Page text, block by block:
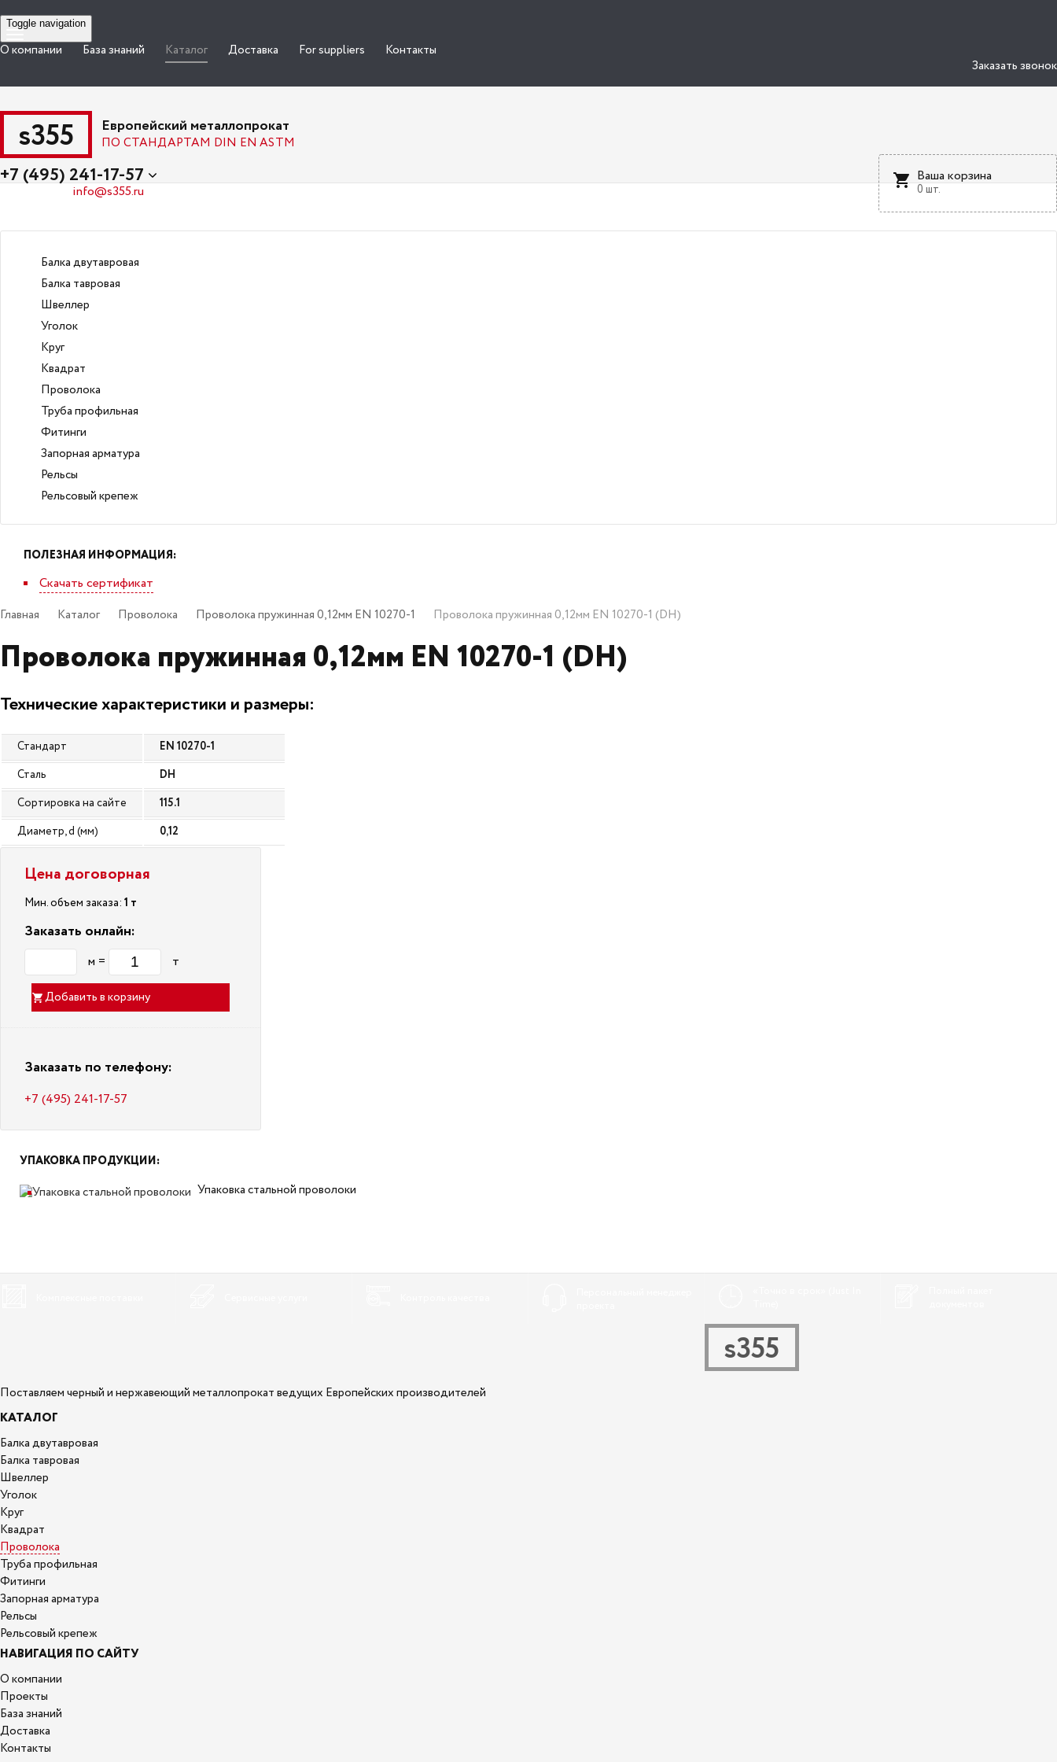
Toggle navigation
О компании База знаний Каталог Доставка For suppliers
Контакты
Заказать звонок
s355 Европейский металлопрокат
ПО СТАНДАРТАМ DIN EN ASTM
+7 (495) 241-17-57
info@s355.ru
Ваша корзина
0 шт.
Балка двутавровая
Балка тавровая
Швеллер
Уголок
Круг
Квадрат
Проволока
Труба профильная
Фитинги
Запорная арматура
Рельсы
Рельсовый крепеж
ПОЛЕЗНАЯ ИНФОРМАЦИЯ:
Скачать сертификат
Главная Каталог Проволока Проволока пружинная 0,12мм EN 10270-1 Проволока пружинная 0,12мм EN 10270-1 (DH)
Проволока пружинная 0,12мм EN 10270-1 (DH)
Технические характеристики и размеры:
Стандарт
EN 10270-1
Сталь
DH
Сортировка на сайте
115.1
Диаметр, d (мм)
0,12
Цена договорная
Мин. объем заказа: 1 т
Заказать онлайн:
м = т
Добавить в корзину
Заказать по телефону:
+7 (495) 241-17-57
УПАКОВКА ПРОДУКЦИИ:
Упаковка стальной проволоки
s355
Поставляем черный и нержавеющий металлопрокат ведущих Европейских производителей
КАТАЛОГ
Балка двутавровая
Балка тавровая
Швеллер
Уголок
Круг
Квадрат
Проволока
Труба профильная
Фитинги
Запорная арматура
Рельсы
Рельсовый крепеж
НАВИГАЦИЯ ПО САЙТУ
О компании
Проекты
База знаний
Доставка
Контакты